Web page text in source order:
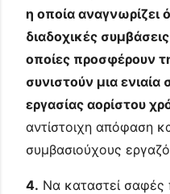
η οποία αναγνωρίζει
διαδοχικές
οποίες προσφέρουν
συνιστούν μια
εργασίας αορίστου
αντίστοιχη απόφαση
συμβασιούχους
4. Να καταστεί σαφές